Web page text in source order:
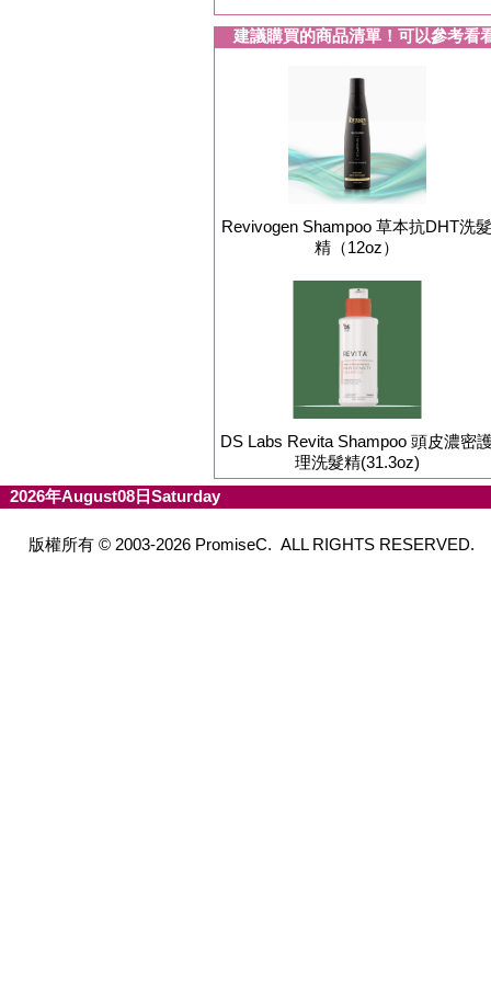
建議購買的商品清單！可以參考看
Revivogen Shampoo 草本抗DHT洗髮
精（12oz）
DS Labs Revita Shampoo 頭皮濃密
理洗髮精(31.3oz)
2026年August08日Saturday
版權所有 © 2003-2026 PromiseC. ALL RIGHTS RESERVED.